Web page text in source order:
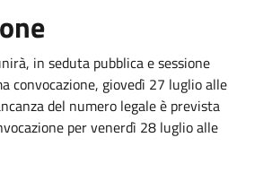
in seduta pubblica e sessione
convocazione, giovedì 27 luglio alle
del numero legale è prevista
per venerdì 28 luglio alle